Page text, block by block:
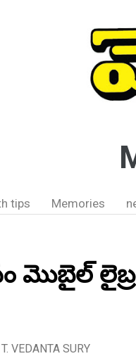
tips Memories
మొబైల్
T. VEDANTA SURY